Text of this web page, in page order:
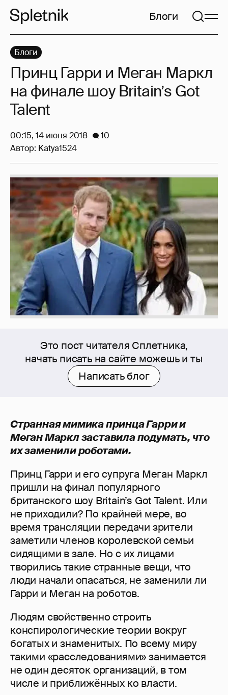
Блоги
Это пост читателя Сплетника,
начать писать на сайте можешь и ты
Написать блог
Странная мимика принца Гарри и
Меган Маркл заставила подумать, что
их заменили роботами.
Принц Гарри и его супруга Меган Маркл
пришли на финал популярного
британского шоу Britain’s Got Talent. Или
не приходили? По крайней мере, во
время трансляции передачи зрители
заметили членов королевской семьи
сидящими в зале. Но с их лицами
творились такие странные вещи, что
люди начали опасаться, не заменили ли
Гарри и Меган на роботов.
Людям свойственно строить
конспирологические теории вокруг
богатых и знаменитых. По всему миру
такими «расследованиями» занимается
не один десяток организаций, в том
числе и приближённых ко власти.
Блоги
Принц Гарри и Меган Маркл
на финале шоу Britain’s Got
Talent
00:15, 14 июня 2018
10
Автор: Katya1524